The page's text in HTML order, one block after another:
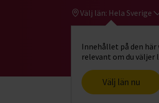
Välj län: Hela Sverige
Innehållet på den
relevant om du väljer
Välj län nu
Gå till
Start Hitta intresse